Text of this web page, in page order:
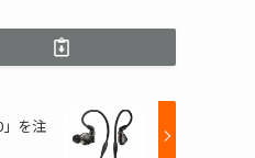
」を注